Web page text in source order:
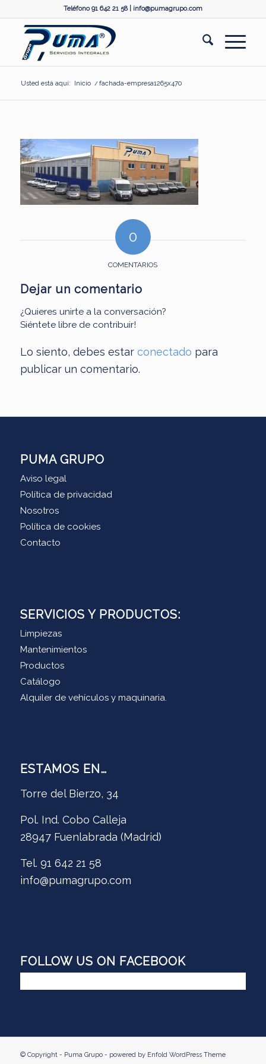
Teléfono 91 642 21 58 | info@pumagrupo.com
Usted está aquí: Inicio / fachada-empresa1265x470
0
COMENTARIOS
Dejar un comentario
¿Quieres unirte a la conversación?
Siéntete libre de contribuir!
Lo siento, debes estar conectado para
publicar un comentario.
PUMA GRUPO
Aviso legal
Política de privacidad
Nosotros
Política de cookies
Contacto
SERVICIOS Y PRODUCTOS:
Limpiezas
Mantenimientos
Productos
Catálogo
Alquiler de vehículos y maquinaria.
ESTAMOS EN…
Torre del Bierzo, 34
Pol. Ind. Cobo Calleja
28947 Fuenlabrada (Madrid)
Tel. 91 642 21 58
info@pumagrupo.com
FOLLOW US ON FACEBOOK
© Copyright - Puma Grupo - powered by Enfold WordPress Theme